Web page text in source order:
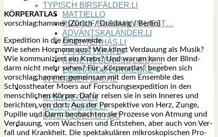
TYPISCH BIRSFÄLDER.LI
MATTIELLO
RUDOLF BUSS­MANN LIEST…
ADVÄNTSKALÄNDER.LI
OSCHTERHÄS.LI
PFINGST­SPATZ
RENÉ REGEN­ASS LIEST…
ECK­HARDS LYRIK­ECKE
IN EIGE­NER SACHE
SO GOOT’S
SPIEL­RE­GELN
DO-IT-YOUR­S­ELF
BIRSFÄLDER.LI-ABO
SHOUT­BOX
KÖRPERATLAS
vorschlag:hammer (Zürich / Duis­burg / Ber­lin)
Expe­di­ti­on in die Ein­ge­wei­de
Wie sehen Hor­mo­ne aus? Wie klingt Ver­dau­ung als Musik?
Wie kom­mu­ni­ziert ein Krebs? Und war­um kann der Blind­
darm nicht mehr sehen? Für „Kör­per­at­las“ bege­ben sich
vorschlag:hammer gemein­sam mit dem Ensem­ble des
Schloss­thea­ter Moers auf For­schungs­expe­di­ti­on in den
mensch­li­chen Kör­per. Dafür rei­sen sie in sein Inne­res und
berich­ten von dort: Aus der Per­spek­ti­ve von Herz, Zun­ge,
Pupil­le und Darm beob­ach­ten sie Pro­zes­se von Atmung und
Ver­dau­ung, vom Wach­sen und Ent­ste­hen, aber auch von Ver­
fall und Krank­heit. Die spek­ta­ku­lä­ren mikro­sko­pi­schen Pro­